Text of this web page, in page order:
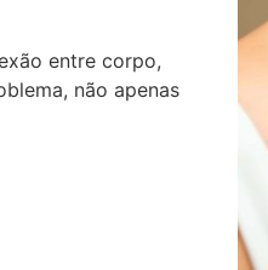
entre corpo,
não apenas